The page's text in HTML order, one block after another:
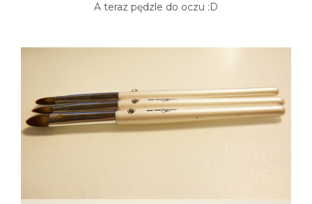
A teraz pędzle do oczu :D